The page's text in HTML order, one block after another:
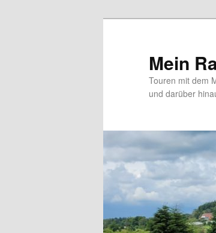
Mein
Touren mit dem
und darüber